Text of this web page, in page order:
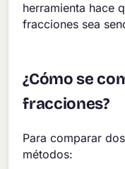
herramienta hace
fracciones sea
¿Cómo se
fracciones?
Para comparar
métodos: